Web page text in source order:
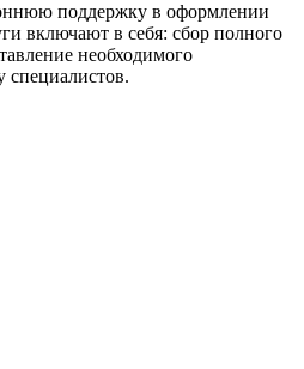
поддержку в оформлении
включают в себя: сбор полного
необходимого
специалистов.